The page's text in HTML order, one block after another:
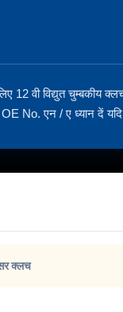
12 वी विद्युत चुम्बकीय
No. एन / ए ध्यान दें
क्लच